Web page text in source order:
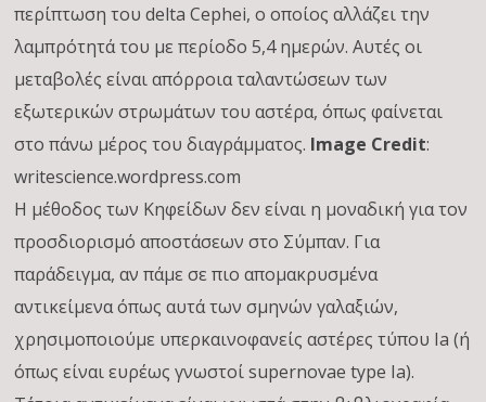
περίπτωση του delta Cephei, ο οποίος αλλάζει την
λαμπρότητά του με περίοδο 5,4 ημερών. Αυτές οι
μεταβολές είναι απόρροια ταλαντώσεων των
εξωτερικών στρωμάτων του αστέρα, όπως φαίνεται
στο πάνω μέρος του διαγράμματος. Image Credit:
writescience.wordpress.com
Η μέθοδος των Κηφείδων δεν είναι η μοναδική για τον
προσδιορισμό αποστάσεων στο Σύμπαν. Για
παράδειγμα, αν πάμε σε πιο απομακρυσμένα
αντικείμενα όπως αυτά των σμηνών γαλαξιών,
χρησιμοποιούμε υπερκαινοφανείς αστέρες τύπου Ia (ή
όπως είναι ευρέως γνωστοί supernovae type Ia).